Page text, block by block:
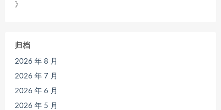
》
归档
2026 年 8 月
2026 年 7 月
2026 年 6 月
2026 年 5 月